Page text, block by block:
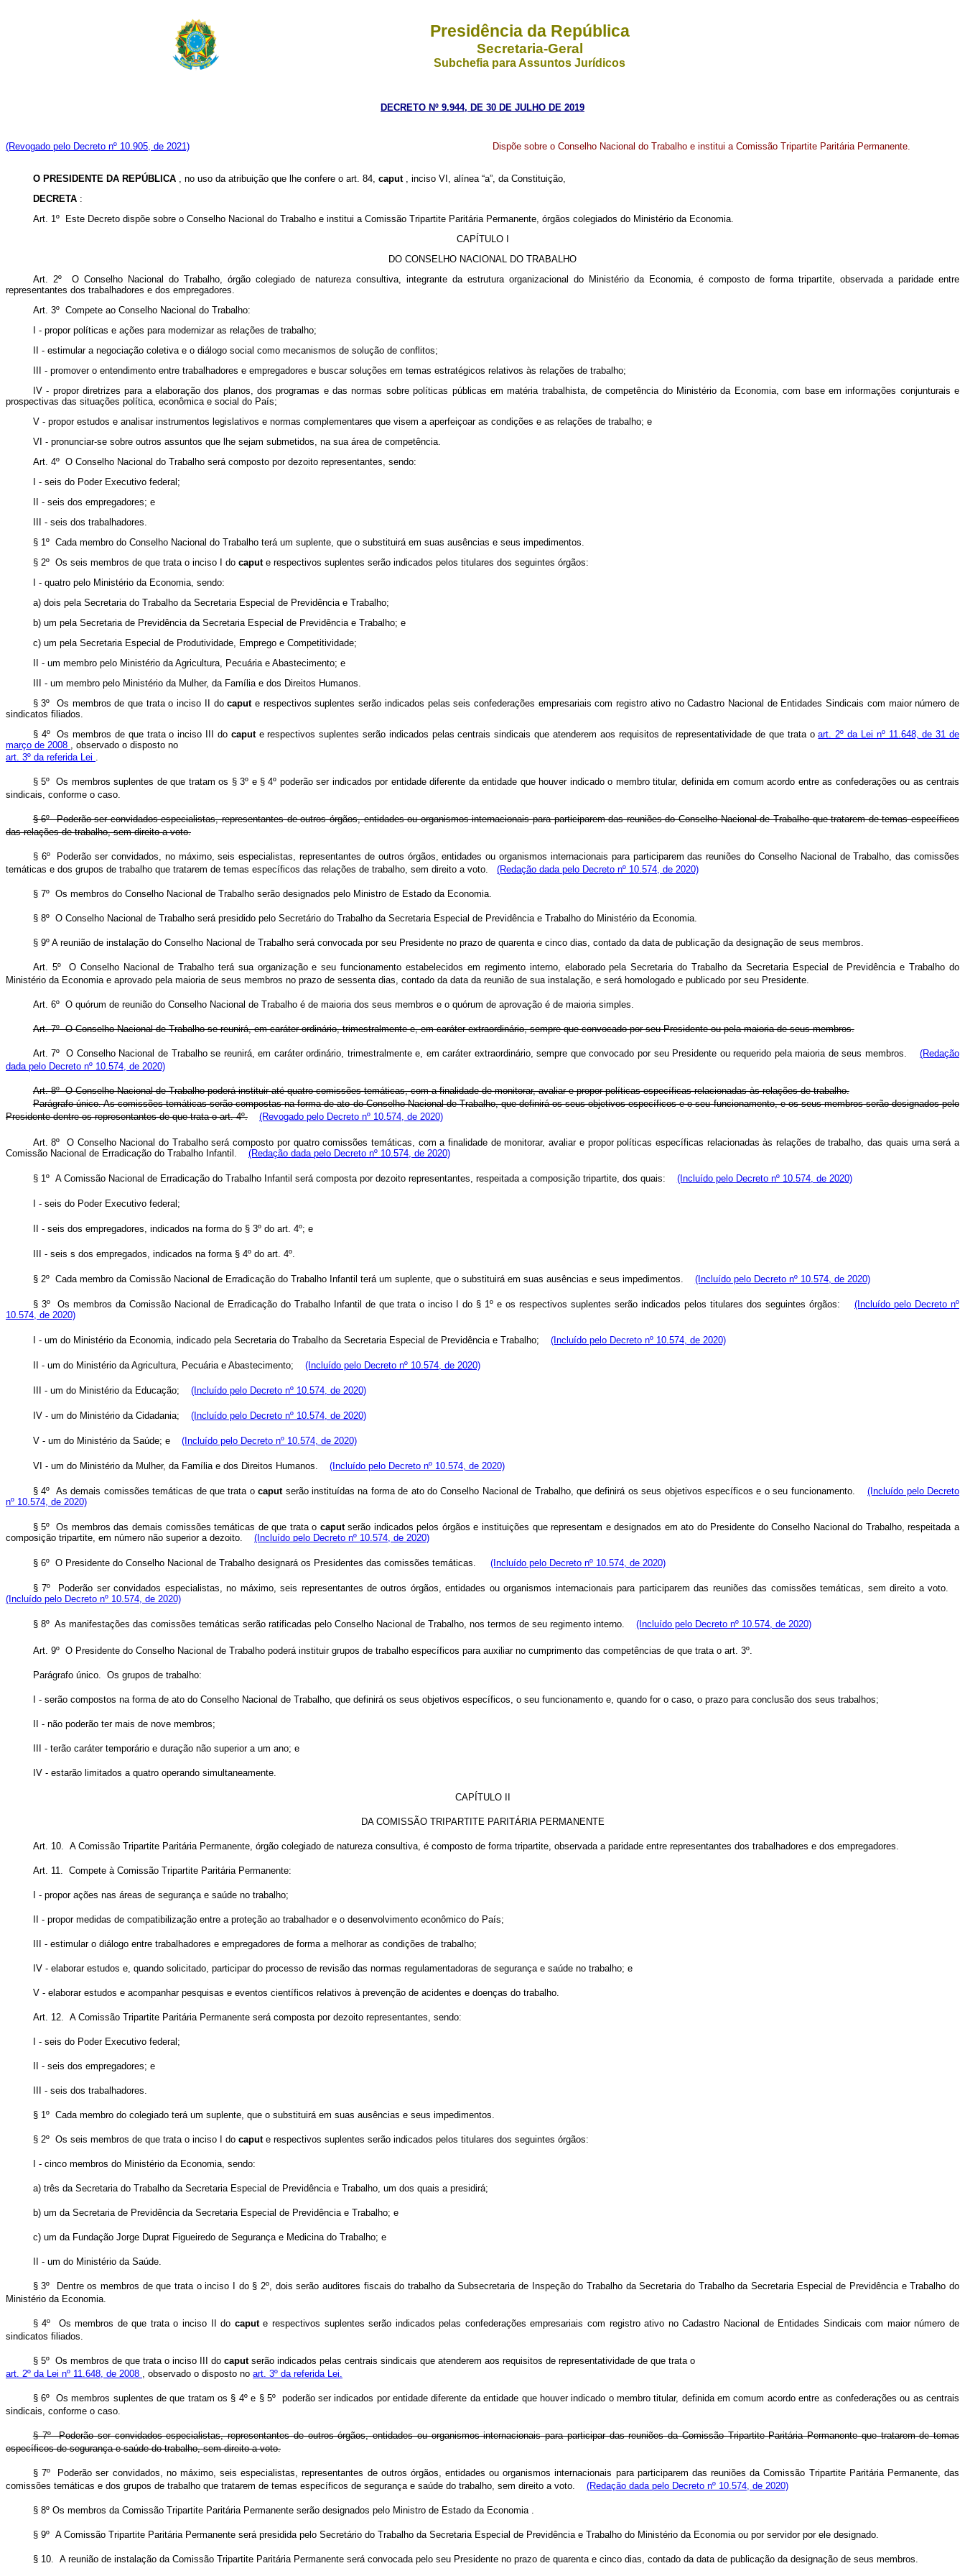
Presidência da República
Secretaria-Geral
Subchefia para Assuntos Jurídicos
DECRETO Nº 9.944, DE 30 DE JULHO DE 2019
(Revogado pelo Decreto nº 10.905, de 2021) Dispõe sobre o Conselho Nacional do Trabalho e institui a Comissão Tripartite Paritária Permanente.
O PRESIDENTE DA REPÚBLICA , no uso da atribuição que lhe confere o art. 84, caput , inciso VI, alínea “a”, da Constituição,
DECRETA :
Art. 1º Este Decreto dispõe sobre o Conselho Nacional do Trabalho e institui a Comissão Tripartite Paritária Permanente, órgãos colegiados do Ministério da Economia.
CAPÍTULO I
DO CONSELHO NACIONAL DO TRABALHO
Art. 2º O Conselho Nacional do Trabalho, órgão colegiado de natureza consultiva, integrante da estrutura organizacional do Ministério da Economia, é composto de forma tripartite, observada a paridade entre
representantes dos trabalhadores e dos empregadores.
Art. 3º Compete ao Conselho Nacional do Trabalho:
I - propor políticas e ações para modernizar as relações de trabalho;
II - estimular a negociação coletiva e o diálogo social como mecanismos de solução de conflitos;
III - promover o entendimento entre trabalhadores e empregadores e buscar soluções em temas estratégicos relativos às relações de trabalho;
IV - propor diretrizes para a elaboração dos planos, dos programas e das normas sobre políticas públicas em matéria trabalhista, de competência do Ministério da Economia, com base em informações conjunturais e
prospectivas das situações política, econômica e social do País;
V - propor estudos e analisar instrumentos legislativos e normas complementares que visem a aperfeiçoar as condições e as relações de trabalho; e
VI - pronunciar-se sobre outros assuntos que lhe sejam submetidos, na sua área de competência.
Art. 4º O Conselho Nacional do Trabalho será composto por dezoito representantes, sendo:
I - seis do Poder Executivo federal;
II - seis dos empregadores; e
III - seis dos trabalhadores.
§ 1º Cada membro do Conselho Nacional do Trabalho terá um suplente, que o substituirá em suas ausências e seus impedimentos.
§ 2º Os seis membros de que trata o inciso I do caput e respectivos suplentes serão indicados pelos titulares dos seguintes órgãos:
I - quatro pelo Ministério da Economia, sendo:
a) dois pela Secretaria do Trabalho da Secretaria Especial de Previdência e Trabalho;
b) um pela Secretaria de Previdência da Secretaria Especial de Previdência e Trabalho; e
c) um pela Secretaria Especial de Produtividade, Emprego e Competitividade;
II - um membro pelo Ministério da Agricultura, Pecuária e Abastecimento; e
III - um membro pelo Ministério da Mulher, da Família e dos Direitos Humanos.
§ 3º Os membros de que trata o inciso II docapute respectivos suplentes serão indicados pelas seis confederações empresariais com registro ativo no Cadastro Nacional de Entidades Sindicais com maior número de
sindicatos filiados.
§ 4º Os membros de que trata o inciso III do caput e respectivos suplentes serão indicados pelas centrais sindicais que atenderem aos requisitos de representatividade de que trata oart. 2º da Lei nº 11.648, de 31 de
março de 2008 , observado o disposto no
art. 3º da referida Lei .
§ 5º Os membros suplentes de que tratam os § 3º e § 4º poderão ser indicados por entidade diferente da entidade que houver indicado o membro titular, definida em comum acordo entre as confederações ou as centrais
sindicais, conforme o caso.
§ 6º Poderão ser convidados especialistas, representantes de outros órgãos, entidades ou organismos internacionais para participarem das reuniões do Conselho Nacional de Trabalho que tratarem de temas específicos
das relações de trabalho, sem direito a voto.
§ 6º Poderão ser convidados, no máximo, seis especialistas, representantes de outros órgãos, entidades ou organismos internacionais para participarem das reuniões do Conselho Nacional de Trabalho, das comissões
temáticas e dos grupos de trabalho que tratarem de temas específicos das relações de trabalho, sem direito a voto. (Redação dada pelo Decreto nº 10.574, de 2020)
§ 7º Os membros do Conselho Nacional de Trabalho serão designados pelo Ministro de Estado da Economia.
§ 8º O Conselho Nacional de Trabalho será presidido pelo Secretário do Trabalho da Secretaria Especial de Previdência e Trabalho do Ministério da Economia.
§ 9º A reunião de instalação do Conselho Nacional de Trabalho será convocada por seu Presidente no prazo de quarenta e cinco dias, contado da data de publicação da designação de seus membros.
Art. 5º O Conselho Nacional de Trabalho terá sua organização e seu funcionamento estabelecidos em regimento interno, elaborado pela Secretaria do Trabalho da Secretaria Especial de Previdência e Trabalho do
Ministério da Economia e aprovado pela maioria de seus membros no prazo de sessenta dias, contado da data da reunião de sua instalação, e será homologado e publicado por seu Presidente.
Art. 6º O quórum de reunião do Conselho Nacional de Trabalho é de maioria dos seus membros e o quórum de aprovação é de maioria simples.
Art. 7º O Conselho Nacional de Trabalho se reunirá, em caráter ordinário, trimestralmente e, em caráter extraordinário, sempre que convocado por seu Presidente ou pela maioria de seus membros.
Art. 7º O Conselho Nacional de Trabalho se reunirá, em caráter ordinário, trimestralmente e, em caráter extraordinário, sempre que convocado por seu Presidente ou requerido pela maioria de seus membros. (Redação
dada pelo Decreto nº 10.574, de 2020)
Art. 8º O Conselho Nacional de Trabalho poderá instituir até quatro comissões temáticas, com a finalidade de monitorar, avaliar e propor políticas específicas relacionadas às relações de trabalho.
Parágrafo único. As comissões temáticas serão compostas na forma de ato do Conselho Nacional de Trabalho, que definirá os seus objetivos específicos e o seu funcionamento, e os seus membros serão designados pelo
Presidente dentre os representantes de que trata o art. 4º.
(Revogado pelo Decreto nº 10.574, de 2020)
Art. 8º O Conselho Nacional do Trabalho será composto por quatro comissões temáticas, com a finalidade de monitorar, avaliar e propor políticas específicas relacionadas às relações de trabalho, das quais uma será a
Comissão Nacional de Erradicação do Trabalho Infantil. (Redação dada pelo Decreto nº 10.574, de 2020)
§ 1º A Comissão Nacional de Erradicação do Trabalho Infantil será composta por dezoito representantes, respeitada a composição tripartite, dos quais: (Incluído pelo Decreto nº 10.574, de 2020)
I - seis do Poder Executivo federal;
II - seis dos empregadores, indicados na forma do § 3º do art. 4º; e
III - seis s dos empregados, indicados na forma § 4º do art. 4º.
§ 2º Cada membro da Comissão Nacional de Erradicação do Trabalho Infantil terá um suplente, que o substituirá em suas ausências e seus impedimentos. (Incluído pelo Decreto nº 10.574, de 2020)
§ 3º Os membros da Comissão Nacional de Erradicação do Trabalho Infantil de que trata o inciso I do § 1º e os respectivos suplentes serão indicados pelos titulares dos seguintes órgãos:
(Incluído pelo Decreto nº
10.574, de 2020)
I - um do Ministério da Economia, indicado pela Secretaria do Trabalho da Secretaria Especial de Previdência e Trabalho; (Incluído pelo Decreto nº 10.574, de 2020)
II - um do Ministério da Agricultura, Pecuária e Abastecimento; (Incluído pelo Decreto nº 10.574, de 2020)
III - um do Ministério da Educação; (Incluído pelo Decreto nº 10.574, de 2020)
IV - um do Ministério da Cidadania; (Incluído pelo Decreto nº 10.574, de 2020)
V - um do Ministério da Saúde; e (Incluído pelo Decreto nº 10.574, de 2020)
VI - um do Ministério da Mulher, da Família e dos Direitos Humanos. (Incluído pelo Decreto nº 10.574, de 2020)
§ 4º As demais comissões temáticas de que trata ocaputserão instituídas na forma de ato do Conselho Nacional de Trabalho, que definirá os seus objetivos específicos e o seu funcionamento.
(Incluído pelo Decreto
nº 10.574, de 2020)
§ 5º Os membros das demais comissões temáticas de que trata o caputserão indicados pelos órgãos e instituições que representam e designados em ato do Presidente do Conselho Nacional do Trabalho, respeitada a
composição tripartite, em número não superior a dezoito.
(Incluído pelo Decreto nº 10.574, de 2020)
§ 6º O Presidente do Conselho Nacional de Trabalho designará os Presidentes das comissões temáticas. (Incluído pelo Decreto nº 10.574, de 2020)
§ 7º Poderão ser convidados especialistas, no máximo, seis representantes de outros órgãos, entidades ou organismos internacionais para participarem das reuniões das comissões temáticas, sem direito a voto.
(Incluído pelo Decreto nº 10.574, de 2020)
§ 8º As manifestações das comissões temáticas serão ratificadas pelo Conselho Nacional de Trabalho, nos termos de seu regimento interno. (Incluído pelo Decreto nº 10.574, de 2020)
Art. 9º O Presidente do Conselho Nacional de Trabalho poderá instituir grupos de trabalho específicos para auxiliar no cumprimento das competências de que trata o art. 3º.
Parágrafo único. Os grupos de trabalho:
I - serão compostos na forma de ato do Conselho Nacional de Trabalho, que definirá os seus objetivos específicos, o seu funcionamento e, quando for o caso, o prazo para conclusão dos seus trabalhos;
II - não poderão ter mais de nove membros;
III - terão caráter temporário e duração não superior a um ano; e
IV - estarão limitados a quatro operando simultaneamente.
CAPÍTULO II
DA COMISSÃO TRIPARTITE PARITÁRIA PERMANENTE
Art. 10. A Comissão Tripartite Paritária Permanente, órgão colegiado de natureza consultiva, é composto de forma tripartite, observada a paridade entre representantes dos trabalhadores e dos empregadores.
Art. 11. Compete à Comissão Tripartite Paritária Permanente:
I - propor ações nas áreas de segurança e saúde no trabalho;
II - propor medidas de compatibilização entre a proteção ao trabalhador e o desenvolvimento econômico do País;
III - estimular o diálogo entre trabalhadores e empregadores de forma a melhorar as condições de trabalho;
IV - elaborar estudos e, quando solicitado, participar do processo de revisão das normas regulamentadoras de segurança e saúde no trabalho; e
V - elaborar estudos e acompanhar pesquisas e eventos científicos relativos à prevenção de acidentes e doenças do trabalho.
Art. 12. A Comissão Tripartite Paritária Permanente será composta por dezoito representantes, sendo:
I - seis do Poder Executivo federal;
II - seis dos empregadores; e
III - seis dos trabalhadores.
§ 1º Cada membro do colegiado terá um suplente, que o substituirá em suas ausências e seus impedimentos.
§ 2º Os seis membros de que trata o inciso I do caput e respectivos suplentes serão indicados pelos titulares dos seguintes órgãos:
I - cinco membros do Ministério da Economia, sendo:
a) três da Secretaria do Trabalho da Secretaria Especial de Previdência e Trabalho, um dos quais a presidirá;
b) um da Secretaria de Previdência da Secretaria Especial de Previdência e Trabalho; e
c) um da Fundação Jorge Duprat Figueiredo de Segurança e Medicina do Trabalho; e
II - um do Ministério da Saúde.
§ 3º Dentre os membros de que trata o inciso I do § 2º, dois serão auditores fiscais do trabalho da Subsecretaria de Inspeção do Trabalho da Secretaria do Trabalho da Secretaria Especial de Previdência e Trabalho do
Ministério da Economia.
§ 4º Os membros de que trata o inciso II do capute respectivos suplentes serão indicados pelas confederações empresariais com registro ativo no Cadastro Nacional de Entidades Sindicais com maior número de
sindicatos filiados.
§ 5º Os membros de que trata o inciso III do caput serão indicados pelas centrais sindicais que atenderem aos requisitos de representatividade de que trata o
art. 2º da Lei nº 11.648, de 2008 , observado o disposto no art. 3º da referida Lei.
§ 6º Os membros suplentes de que tratam os § 4º e § 5º poderão ser indicados por entidade diferente da entidade que houver indicado o membro titular, definida em comum acordo entre as confederações ou as centrais
sindicais, conforme o caso.
§ 7º Poderão ser convidados especialistas, representantes de outros órgãos, entidades ou organismos internacionais para participar das reuniões da Comissão Tripartite Paritária Permanente que tratarem de temas
específicos de segurança e saúde do trabalho, sem direito a voto.
§ 7º Poderão ser convidados, no máximo, seis especialistas, representantes de outros órgãos, entidades ou organismos internacionais para participarem das reuniões da Comissão Tripartite Paritária Permanente, das
comissões temáticas e dos grupos de trabalho que tratarem de temas específicos de segurança e saúde do trabalho, sem direito a voto.
(Redação dada pelo Decreto nº 10.574, de 2020)
§ 8º Os membros da Comissão Tripartite Paritária Permanente serão designados pelo Ministro de Estado da Economia .
§ 9º A Comissão Tripartite Paritária Permanente será presidida pelo Secretário do Trabalho da Secretaria Especial de Previdência e Trabalho do Ministério da Economia ou por servidor por ele designado.
§ 10. A reunião de instalação da Comissão Tripartite Paritária Permanente será convocada pelo seu Presidente no prazo de quarenta e cinco dias, contado da data de publicação da designação de seus membros.